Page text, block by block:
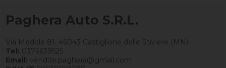
Paghera Auto S.R.L.
Via Medole 81, 46043 Castiglione delle Stiviere (MN)
Tel: 0376639525
Email: vendite.paghera@gmail.com